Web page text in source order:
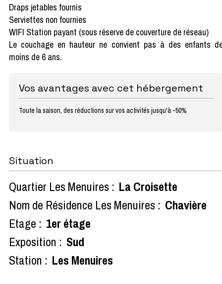
Draps jetables fournis
Serviettes non fournies
WIFI Station payant (sous réserve de couverture de réseau)
Le couchage en hauteur ne convient pas à des enfants
moins de 6 ans.
Vos avantages avec cet hébergement
Toute la saison, des réductions sur vos activités jusqu'à -50%
Situation
Quartier Les Menuires : La Croisette
Nom de Résidence Les Menuires : Chavière
Etage : 1er étage
Exposition : Sud
Station : Les Menuires